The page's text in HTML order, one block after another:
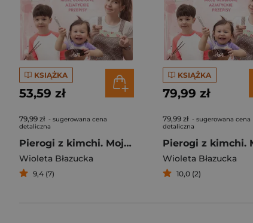
KSIĄŻKA
53,59 zł
79,99 zł - sugerowana cena
detaliczna
Pierogi z kimchi. Moje ulubione azjatyckie przepisy
Wioleta Błazucka
9,4 (7)
KSIĄŻKA
79,99 zł
79,99 zł - sugerowana cena
detaliczna
Wioleta Błazucka
10,0 (2)